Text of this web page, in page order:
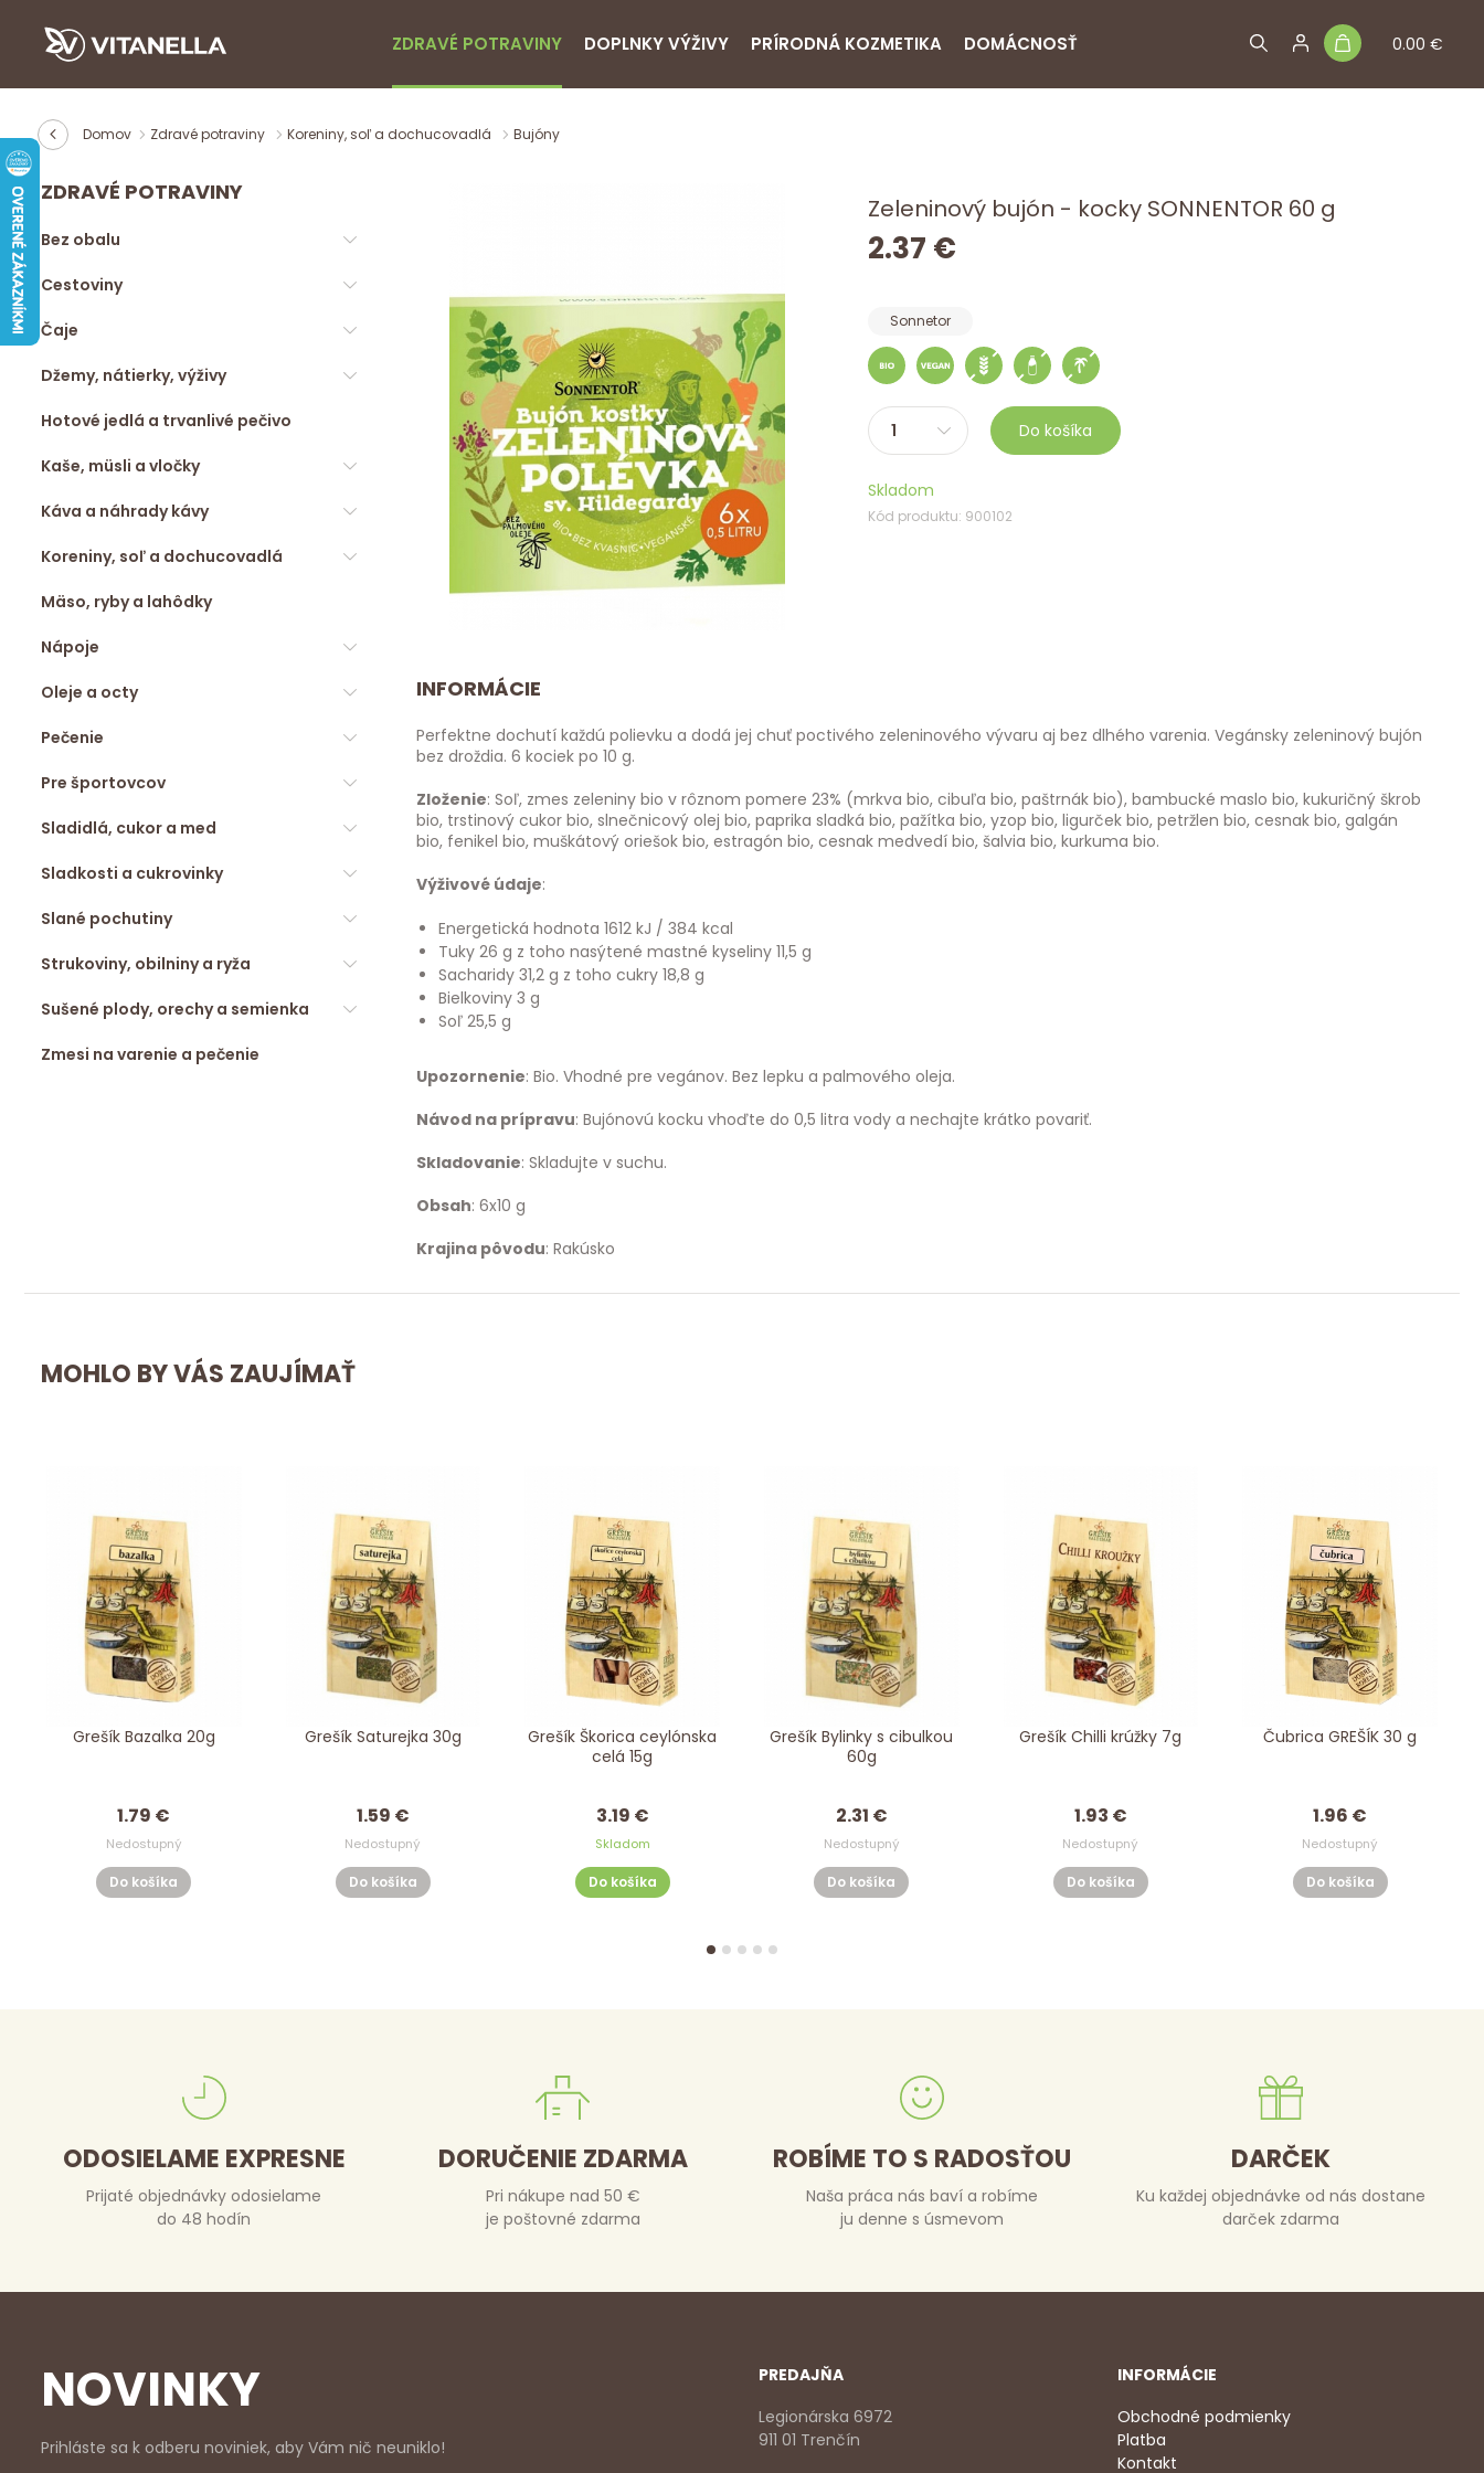
0.00 €
ZDRAVÉ POTRAVINY DOPLNKY VÝŽIVY PRÍRODNÁ KOZMETIKA DOMÁCNOSŤ
Domov Zdravé potraviny Koreniny, soľ a dochucovadlá Bujóny
ZDRAVÉ POTRAVINY
Bez obalu
Cestoviny
Čaje
Džemy, nátierky, výživy
Hotové jedlá a trvanlivé pečivo
Kaše, müsli a vločky
Káva a náhrady kávy
Koreniny, soľ a dochucovadlá
Mäso, ryby a lahôdky
Nápoje
Oleje a octy
Pečenie
Pre športovcov
Sladidlá, cukor a med
Sladkosti a cukrovinky
Slané pochutiny
Strukoviny, obilniny a ryža
Sušené plody, orechy a semienka
Zmesi na varenie a pečenie
Zeleninový bujón - kocky SONNENTOR 60 g
2.37 €
Sonnetor
Do košíka
Skladom
Kód produktu: 900102
INFORMÁCIE
Perfektne dochutí každú polievku a dodá jej chuť poctivého zeleninového vývaru aj bez dlhého varenia. Vegánsky zeleninový bujón
bez droždia. 6 kociek po 10 g.
Zloženie: Soľ, zmes zeleniny bio v rôznom pomere 23% (mrkva bio, cibuľa bio, paštrnák bio), bambucké maslo bio, kukuričný škrob
bio, trstinový cukor bio, slnečnicový olej bio, paprika sladká bio, pažítka bio, yzop bio, ligurček bio, petržlen bio, cesnak bio, galgán
bio, fenikel bio, muškátový oriešok bio, estragón bio, cesnak medvedí bio, šalvia bio, kurkuma bio.
Výživové údaje:
Energetická hodnota 1612 kJ / 384 kcal
Tuky 26 g z toho nasýtené mastné kyseliny 11,5 g
Sacharidy 31,2 g z toho cukry 18,8 g
Bielkoviny 3 g
Soľ 25,5 g
Upozornenie: Bio. Vhodné pre vegánov. Bez lepku a palmového oleja.
Návod na prípravu: Bujónovú kocku vhoďte do 0,5 litra vody a nechajte krátko povariť.
Skladovanie: Skladujte v suchu.
Obsah: 6x10 g
Krajina pôvodu: Rakúsko
MOHLO BY VÁS ZAUJÍMAŤ
Grešík Bazalka 20g
1.79 €
Nedostupný
Do košíka
Grešík Saturejka 30g
1.59 €
Nedostupný
Do košíka
Grešík Škorica ceylónska
celá 15g
3.19 €
Skladom
Do košíka
Grešík Bylinky s cibulkou
60g
2.31 €
Nedostupný
Do košíka
Grešík Chilli krúžky 7g
1.93 €
Nedostupný
Do košíka
Čubrica GREŠÍK 30 g
1.96 €
Nedostupný
Do košíka
ODOSIELAME EXPRESNE
Prijaté objednávky odosielame
do 48 hodín
DORUČENIE ZDARMA
Pri nákupe nad 50 €
je poštovné zdarma
ROBÍME TO S RADOSŤOU
Naša práca nás baví a robíme
ju denne s úsmevom
DARČEK
Ku každej objednávke od nás dostane
darček zdarma
NOVINKY
Prihláste sa k odberu noviniek, aby Vám nič neuniklo!
PREDAJŇA
Legionárska 6972
911 01 Trenčín
INFORMÁCIE
Obchodné podmienky
Platba
Kontakt